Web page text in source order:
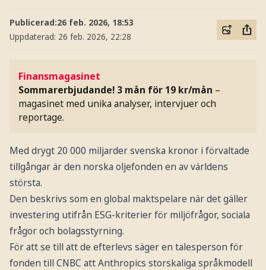
Publicerad:26 feb. 2026, 18:53
Uppdaterad: 26 feb. 2026, 22:28
Finansmagasinet
Sommarerbjudande! 3 mån för 19 kr/mån –
magasinet med unika analyser, intervjuer och
reportage.
Med drygt 20 000 miljarder svenska kronor i förvaltade
tillgångar är den norska oljefonden en av världens
största.
Den beskrivs som en global maktspelare när det gäller
investering utifrån ESG-kriterier för miljöfrågor, sociala
frågor och bolagsstyrning.
För att se till att de efterlevs säger en talesperson för
fonden till CNBC att Anthropics storskaliga språkmodell